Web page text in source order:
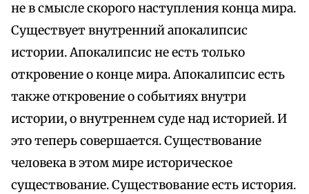
не в смысле скорого наступления конца мира.
Существует внутренний апокалипсис
истории. Апокалипсис не есть только
откровение о конце мира. Апокалипсис есть
также откровение о событиях внутри
истории, о внутреннем суде над историей. И
это теперь совершается. Существование
человека в этом мире историческое
существование. Существование есть история.